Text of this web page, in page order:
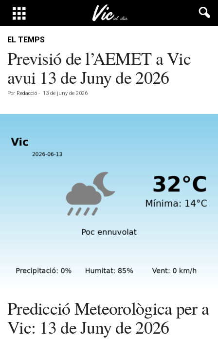
EL TEMPS
Previsió de l’AEMET a Vic
avui 13 de Juny de 2026
Por Redacció - 13 de juny de 2026
Predicció Meteorològica per a
Vic: 13 de Juny de 2026